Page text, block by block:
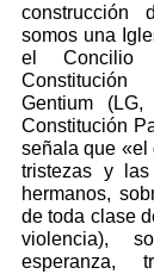
somos una
el
Gentium
Constitución
señala que «el
tristezas y
hermanos,
de toda clase
violencia),
esperanza,